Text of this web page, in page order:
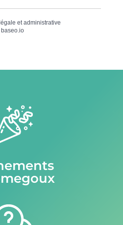
et administrative
baseo.io